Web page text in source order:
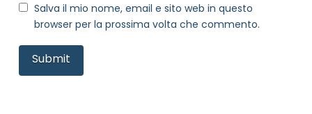
Salva il mio nome, email e sito web in questo
browser per la prossima volta che commento.